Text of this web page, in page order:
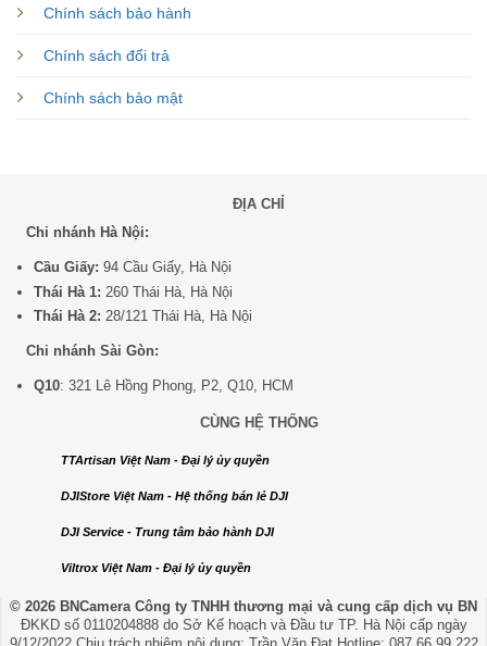
Chính sách bảo hành
Chính sách đổi trả
Chính sách bảo mật
ĐỊA CHỈ
Chi nhánh Hà Nội:
Cầu Giấy: 94 Cầu Giấy, Hà Nội
Thái Hà 1: 260 Thái Hà, Hà Nội
Thái Hà 2: 28/121 Thái Hà, Hà Nội
Chi nhánh Sài Gòn:
Q10: 321 Lê Hồng Phong, P2, Q10, HCM
CÙNG HỆ THỐNG
TTArtisan Việt Nam - Đại lý ủy quyền
DJIStore Việt Nam - Hệ thống bán lẻ DJI
DJI Service - Trung tâm bảo hành DJI
Viltrox Việt Nam - Đại lý ủy quyền
© 2026 BNCamera Công ty TNHH thương mại và cung cấp dịch vụ BN
ĐKKD số 0110204888 do Sở Kế hoạch và Đầu tư TP. Hà Nội cấp ngày